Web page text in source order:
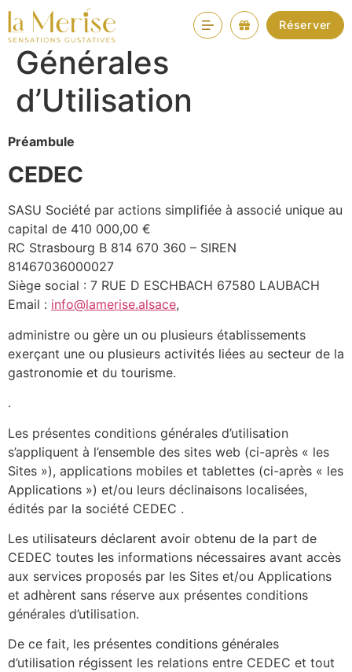
Réserver
Conditions
Générales
d’Utilisation
Préambule
CEDEC
SASU Société par actions simplifiée à associé unique au
capital de 410 000,00 €
RC Strasbourg B 814 670 360 – SIREN
81467036000027
Siège social : 7 RUE D ESCHBACH 67580 LAUBACH
Email : info@lamerise.alsace,
administre ou gère un ou plusieurs établissements
exerçant une ou plusieurs activités liées au secteur de la
gastronomie et du tourisme.
.
Les présentes conditions générales d’utilisation
s’appliquent à l’ensemble des sites web (ci-après « les
Sites »), applications mobiles et tablettes (ci-après « les
Applications ») et/ou leurs déclinaisons localisées,
édités par la société CEDEC .
Les utilisateurs déclarent avoir obtenu de la part de
CEDEC toutes les informations nécessaires avant accès
aux services proposés par les Sites et/ou Applications
et adhèrent sans réserve aux présentes conditions
générales d’utilisation.
De ce fait, les présentes conditions générales
d’utilisation régissent les relations entre CEDEC et tout